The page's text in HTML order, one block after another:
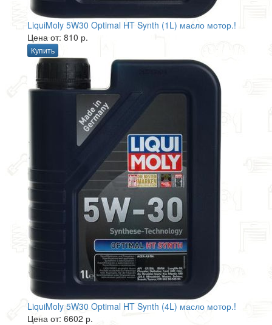
LiquiMoly 5W30 Optimal HT Synth (1L) масло мотор.!
Цена от: 810 р.
Купить
LiquiMoly 5W30 Optimal HT Synth (4L) масло мотор.!
Цена от: 6602 р.